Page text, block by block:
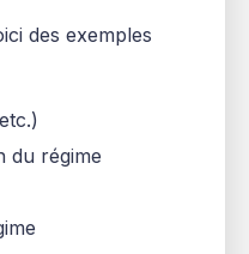
des exemples
du régime